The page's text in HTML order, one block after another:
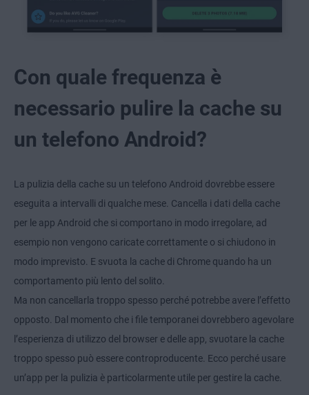
Con quale frequenza è
necessario pulire la cache su
un telefono Android?
La pulizia della cache su un telefono Android dovrebbe essere
eseguita a intervalli di qualche mese. Cancella i dati della cache
per le app Android che si comportano in modo irregolare, ad
esempio non vengono caricate correttamente o si chiudono in
modo imprevisto. E svuota la cache di Chrome quando ha un
comportamento più lento del solito.
Ma non cancellarla troppo spesso perché potrebbe avere l’effetto
opposto. Dal momento che i file temporanei dovrebbero agevolare
l’esperienza di utilizzo del browser e delle app, svuotare la cache
troppo spesso può essere controproducente. Ecco perché usare
un’app per la pulizia è particolarmente utile per gestire la cache.